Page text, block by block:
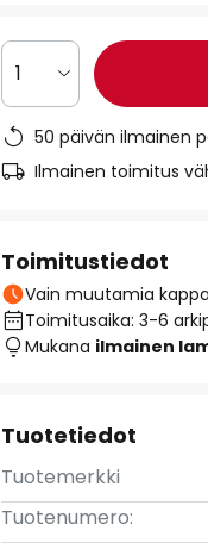
1
50 päivän ilmainen
Ilmainen toimitus
Toimitustiedot
Vain muutamia
Toimitusaika: 3-6
Mukana ilmainen
Tuotetiedot
Tuotemerkki
Tuotenumero: